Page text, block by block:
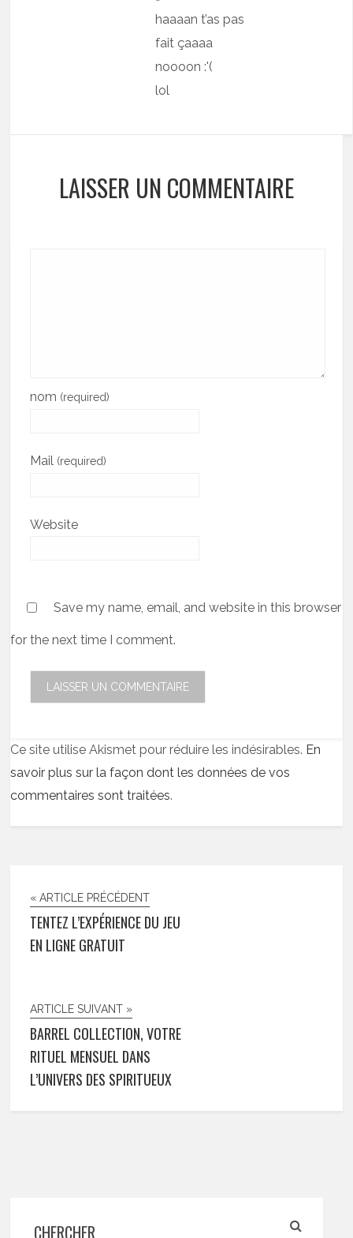
haaaan t’as pas
fait çaaaa
noooon :'(
lol
LAISSER UN COMMENTAIRE
nom (required)
Mail (required)
Website
Save my name, email, and website in this browser
for the next time I comment.
Ce site utilise Akismet pour réduire les indésirables. En
savoir plus sur la façon dont les données de vos
commentaires sont traitées.
« ARTICLE PRÉCÉDENT
TENTEZ L’EXPÉRIENCE DU JEU
EN LIGNE GRATUIT
ARTICLE SUIVANT »
BARREL COLLECTION, VOTRE
RITUEL MENSUEL DANS
L’UNIVERS DES SPIRITUEUX
CHERCHER